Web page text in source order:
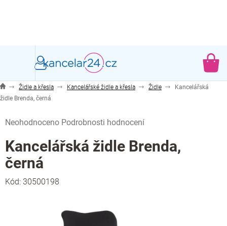
Židle a křesla Kancelářské židle a křesla Židle
Kancelářská
židle Brenda, černá
hodnocení
produktu
je
0,0
z
5
Neohodnoceno Podrobnosti hodnocení
Kancelářská židle Brenda,
černá
Kód: 30500198